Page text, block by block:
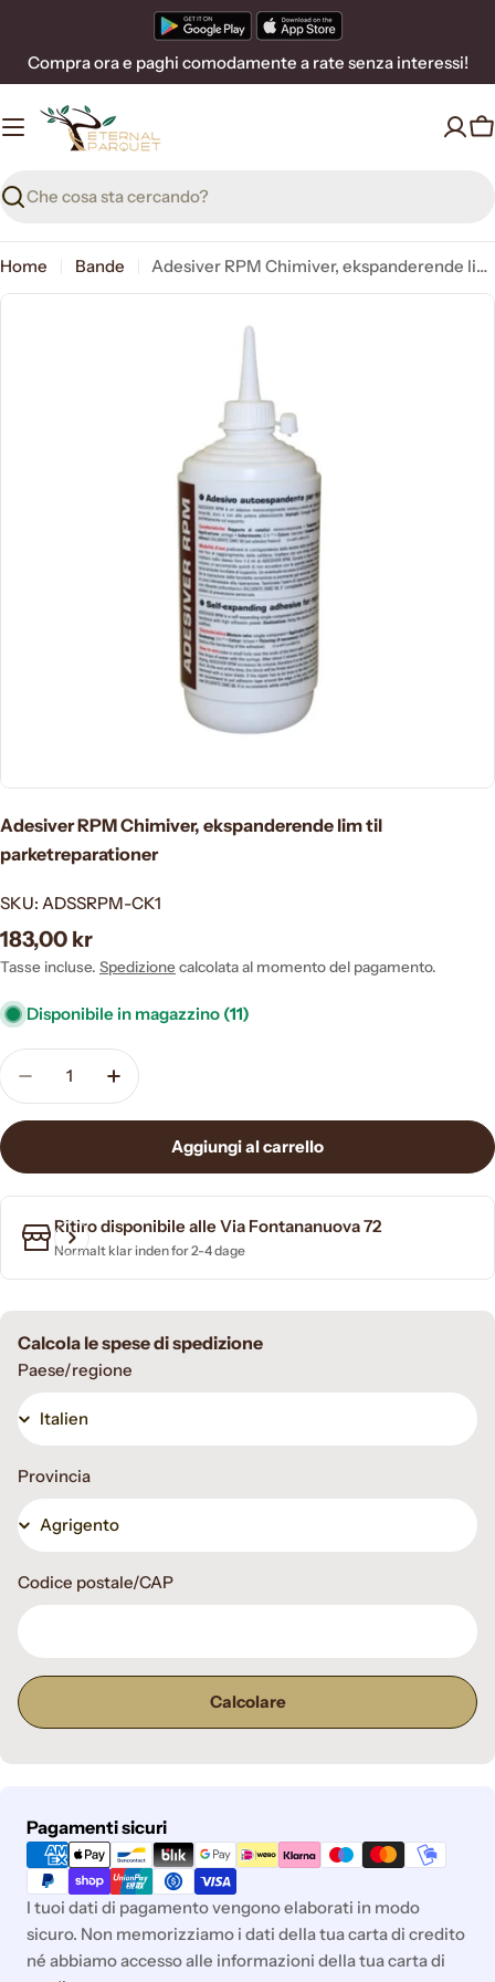
contenuto
Compra ora e paghi comodamente a rate senza interessi!
Ricerca
Home Bande Adesiver RPM Chimiver, ekspanderende lim til parketreparationer
Apri supporto 0 in modalità modale
Adesiver RPM Chimiver, ekspanderende lim til
parketreparationer
SKU: ADSSRPM-CK1
Prezzo
normale
183,00 kr
Tasse incluse. Spedizionecalcolata al momento del pagamento.
Disponibile in magazzino (11)
Quantità
Diminuisci la quantità per Adesiver RPM
Aumenta la quantità per Adesiver RPM
Aggiungi al carrello
Ritiro disponibile alle Via Fontananuova 72
Normalt klar inden for 2-4 dage
Calcola le spese di spedizione
Paese/regione
Provincia
Codice postale/CAP
Calcolare
Pagamenti sicuri
Metodi
di
pagamento
I tuoi dati di pagamento vengono elaborati in modo
sicuro. Non memorizziamo i dati della tua carta di credito
né abbiamo accesso alle informazioni della tua carta di